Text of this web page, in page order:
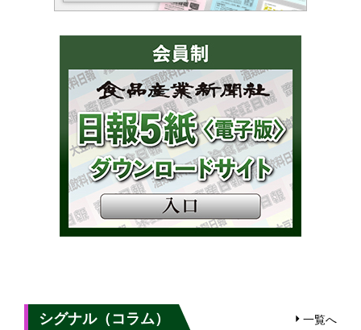
シグナル（コラム） 一覧へ